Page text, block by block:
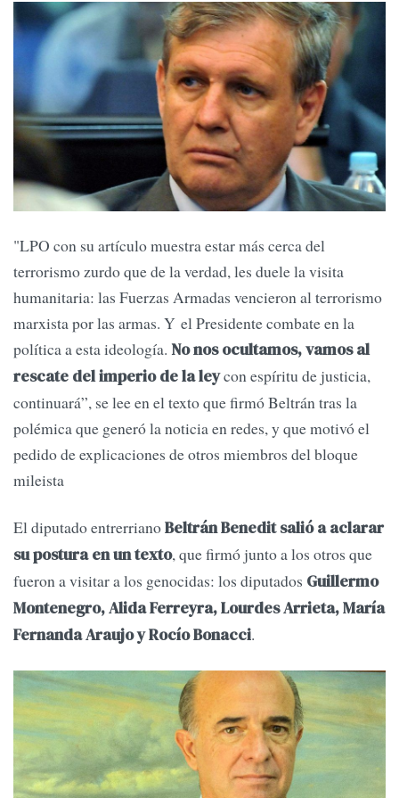
"LPO con su artículo muestra estar más cerca del
terrorismo zurdo que de la verdad, les duele la visita
humanitaria: las Fuerzas Armadas vencieron al terrorismo
marxista por las armas. Y el Presidente combate en la
política a esta ideología. No nos ocultamos, vamos al
rescate del imperio de la leycon espíritu de justicia,
continuará”, se lee en el texto que firmó Beltrán tras la
polémica que generó la noticia en redes, y que motivó el
pedido de explicaciones de otros miembros del bloque
mileista
El diputado entrerrianoBeltrán Benedit salió a aclarar
su postura en un texto, que firmó junto a los otros que
fueron a visitar a los genocidas: los diputados Guillermo
Montenegro, Alida Ferreyra, Lourdes Arrieta, María
Fernanda Araujo y Rocío Bonacci.